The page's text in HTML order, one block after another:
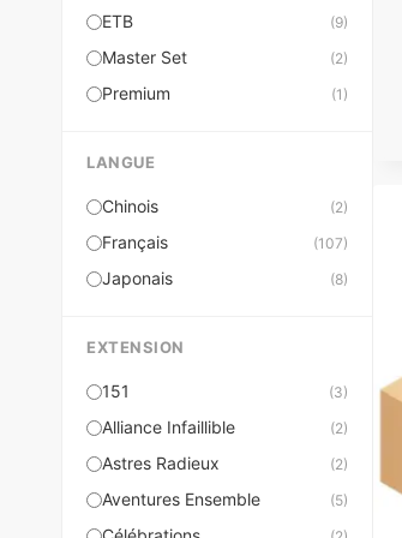
ETB (9)
Master Set (2)
Premium (1)
LANGUE
Chinois (2)
Français (107)
Japonais (8)
EXTENSION
151 (3)
Alliance Infaillible (2)
Astres Radieux (2)
Aventures Ensemble (5)